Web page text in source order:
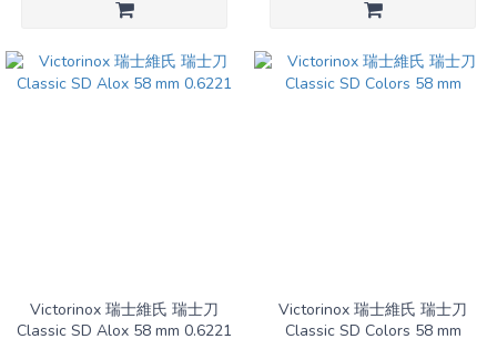
Victorinox 瑞士維氏 瑞士刀
Classic SD Alox 58 mm 0.6221
Victorinox 瑞士維氏 瑞士刀
Classic SD Colors 58 mm